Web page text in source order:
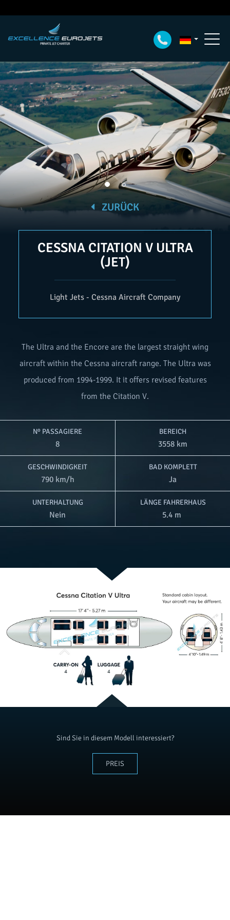
ZURÜCK
CESSNA CITATION V ULTRA
(JET)
Light Jets - Cessna Aircraft Company
The Ultra and the Encore are the largest straight wing
aircraft within the Cessna aircraft range. The Ultra was
produced from 1994-1999. It it offers revised features
from the Citation V.
Nº PASSAGIERE
8
BEREICH
3558 km
GESCHWINDIGKEIT
790 km/h
BAD KOMPLETT
Ja
UNTERHALTUNG
Nein
LÄNGE FAHRERHAUS
5.4 m
Sind Sie in diesem Modell interessiert?
PREIS